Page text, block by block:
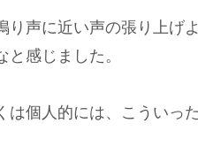
り声に近い声の張り上げ
と感じました。
は個人的には、こういっ